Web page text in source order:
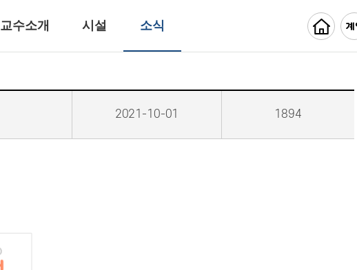
교수소개 시설 소식
2021-10-01 1894